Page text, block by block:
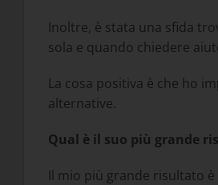
Inoltre, è stata una sfida
sola e quando chiedere
La cosa positiva è che ho
alternative.
Qual è il suo più grande
Il mio più grande risultato